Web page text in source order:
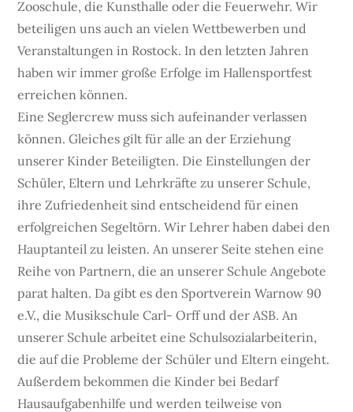
Zooschule, die Kunsthalle oder die Feuerwehr. Wir
beteiligen uns auch an vielen Wettbewerben und
Veranstaltungen in Rostock. In den letzten Jahren
haben wir immer große Erfolge im Hallensportfest
erreichen können.
Eine Seglercrew muss sich aufeinander verlassen
können. Gleiches gilt für alle an der Erziehung
unserer Kinder Beteiligten. Die Einstellungen der
Schüler, Eltern und Lehrkräfte zu unserer Schule,
ihre Zufriedenheit sind entscheidend für einen
erfolgreichen Segeltörn. Wir Lehrer haben dabei den
Hauptanteil zu leisten. An unserer Seite stehen eine
Reihe von Partnern, die an unserer Schule Angebote
parat halten. Da gibt es den Sportverein Warnow 90
e.V., die Musikschule Carl- Orff und der ASB. An
unserer Schule arbeitet eine Schulsozialarbeiterin,
die auf die Probleme der Schüler und Eltern eingeht.
Außerdem bekommen die Kinder bei Bedarf
Hausaufgabenhilfe und werden teilweise von